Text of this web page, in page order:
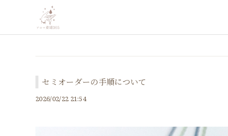
セミオーダーの手順について
2026/02/22 21:54